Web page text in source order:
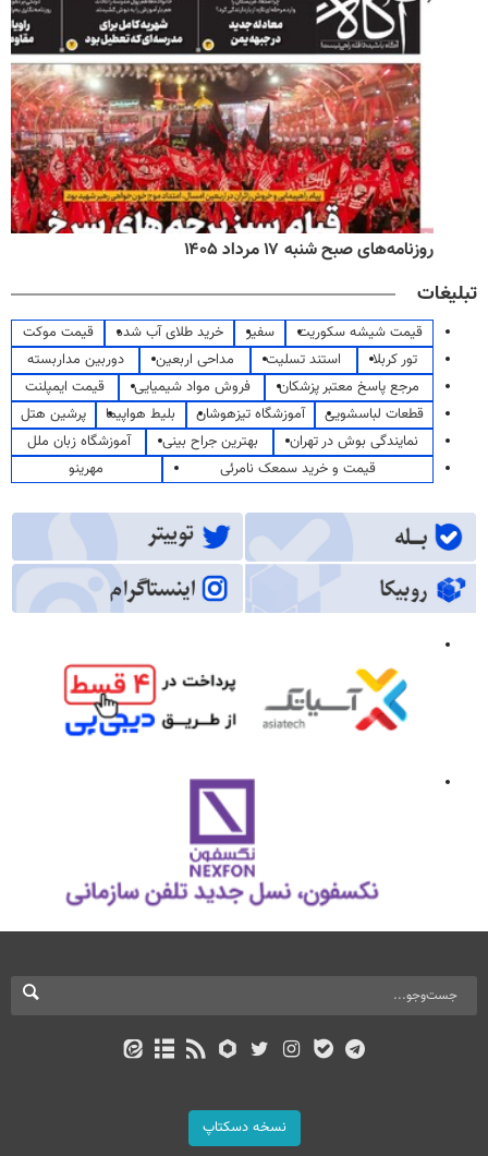
روزنامه‌های صبح شنبه ۱۷ مرداد ۱۴۰۵
تبلیغات
قیمت شیشه سکوریت سفیر خرید طلای آب شده
قیمت موکت
تور کربلا
استند تسلیت مداحی اربعین
دوربین مداربسته
مرجع پاسخ معتبر پزشکان
فروش مواد شیمیایی
قیمت ایمپلنت
قطعات لباسشویی
آموزشگاه تیزهوشان بلیط هواپیما
پرشین هتل
نمایندگی بوش در تهران
بهترین جراح بینی
آموزشگاه زبان ملل
قیمت و خرید سمعک نامرئی
مهرینو
نسخه دسکتاپ